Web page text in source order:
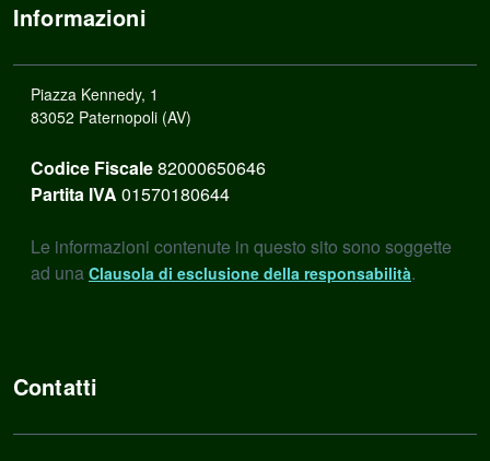
Informazioni
Piazza Kennedy, 1
83052 Paternopoli (AV)
Codice Fiscale82000650646
Partita IVA 01570180644
Le informazioni contenute in questo sito sono soggette
ad una Clausola di esclusione della responsabilità.
Contatti